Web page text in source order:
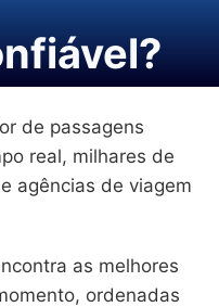
de passagens
real, milhares de
agências de viagem
as melhores
ordenadas